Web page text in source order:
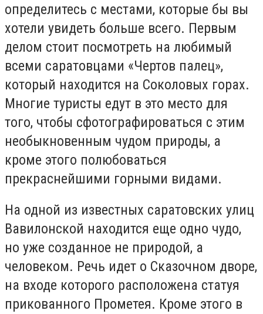
определитесь с местами, которые бы вы
хотели увидеть больше всего. Первым
делом стоит посмотреть на любимый
всеми саратовцами «Чертов палец»,
который находится на Соколовых горах.
Многие туристы едут в это место для
того, чтобы сфотографироваться с этим
необыкновенным чудом природы, а
кроме этого полюбоваться
прекраснейшими горными видами.
На одной из известных саратовских улиц
Вавилонской находится еще одно чудо,
но уже созданное не природой, а
человеком. Речь идет о Сказочном дворе,
на входе которого расположена статуя
прикованного Прометея. Кроме этого в